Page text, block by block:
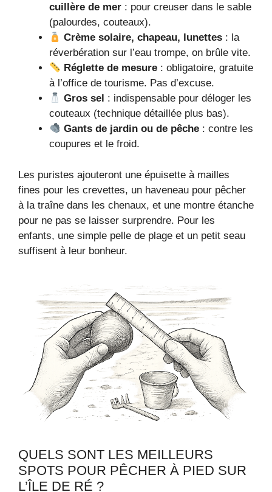
cuillère de mer : pour creuser dans le sable
(palourdes, couteaux).
Crème solaire, chapeau, lunettes : la
réverbération sur l’eau trompe, on brûle vite.
Réglette de mesure : obligatoire, gratuite
à l’office de tourisme. Pas d’excuse.
Gros sel : indispensable pour déloger les
couteaux (technique détaillée plus bas).
Gants de jardin ou de pêche : contre les
coupures et le froid.
Les puristes ajouteront une épuisette à mailles
fines pour les crevettes, un haveneau pour pêcher
à la traîne dans les chenaux, et une montre étanche
pour ne pas se laisser surprendre. Pour les
enfants, une simple pelle de plage et un petit seau
suffisent à leur bonheur.
QUELS SONT LES MEILLEURS
SPOTS POUR PÊCHER À PIED SUR
L’ÎLE DE RÉ ?